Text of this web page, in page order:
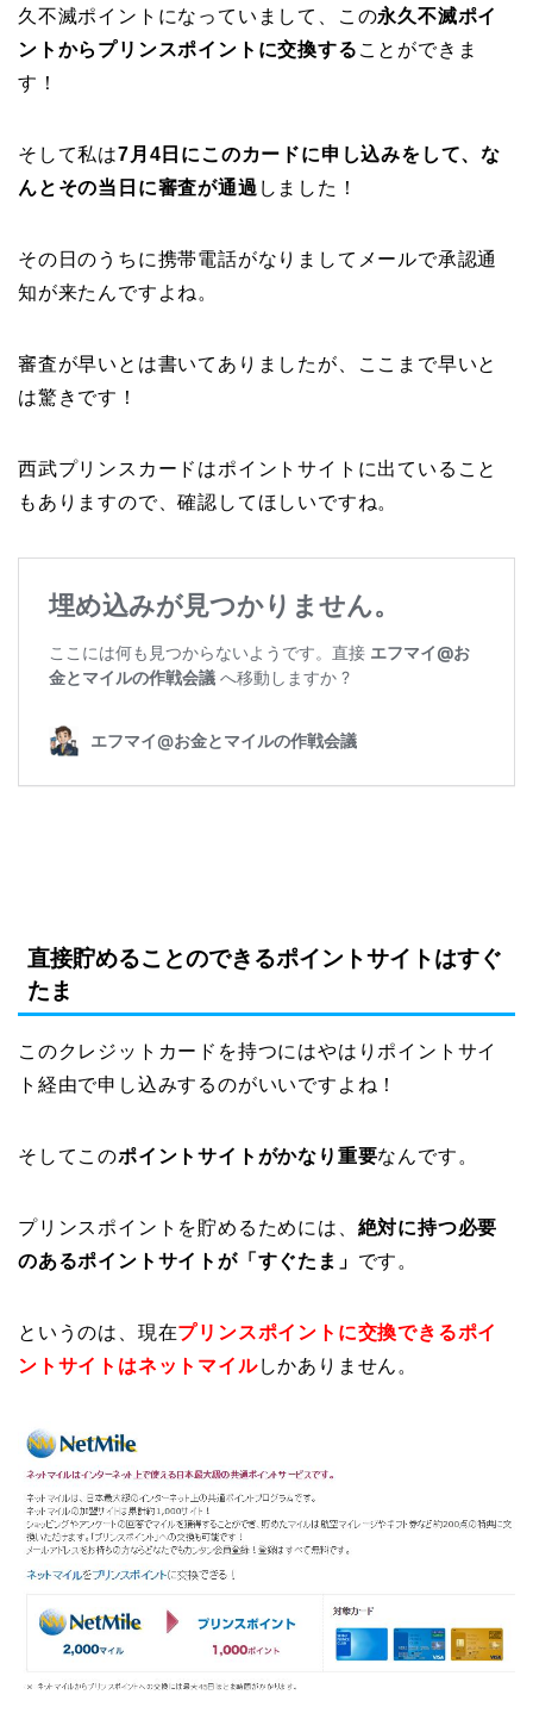
久不滅ポイントになっていまして、この永久不滅ポイ
ントからプリンスポイントに交換する ことができま
す！
そして私は7月4日にこのカードに申し込みをして、な
んとその当日に審査が通過 しました！
その日のうちに携帯電話がなりましてメールで承認通
知が来たんですよね。
審査が早いとは書いてありましたが、ここまで早いと
は驚きです！
西武プリンスカードはポイントサイトに出ていること
もありますので、確認してほしいですね。
直接貯めることのできるポイントサイトはすぐ
たま
このクレジットカードを持つにはやはりポイントサイ
ト経由で申し込みするのがいいですよね！
そしてこのポイントサイトがかなり重要なんです。
プリンスポイントを貯めるためには、 絶対に持つ必要
のあるポイントサイトが「すぐたま」 です。
というのは、現在プリンスポイントに交換できるポイ
ントサイトはネットマイルしかありません。